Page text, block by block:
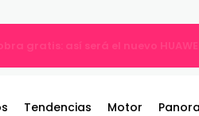
juegos de pelea por equipos llega
Tendencias Motor